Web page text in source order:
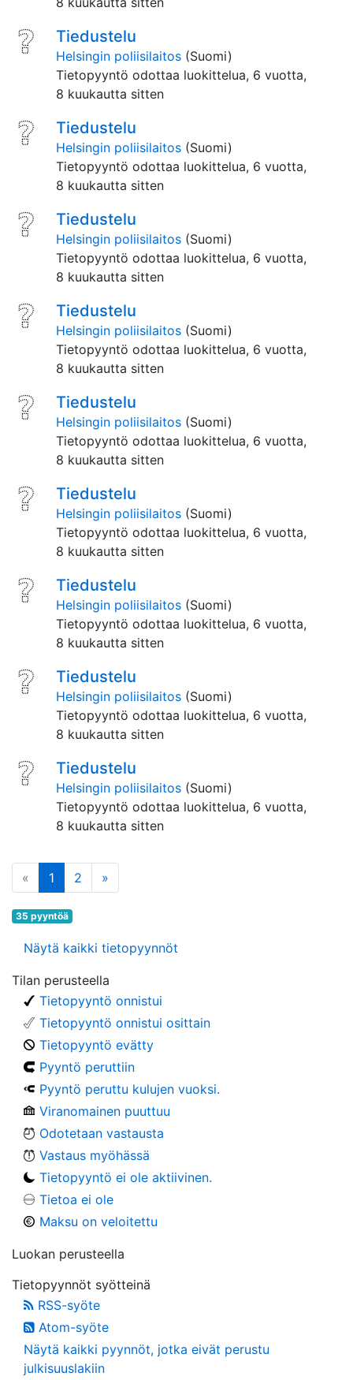
Tiedustelu
Helsingin poliisilaitos (Suomi)
Tietopyyntö odottaa luokittelua, 6 vuotta,
8 kuukautta sitten
Tiedustelu
Helsingin poliisilaitos (Suomi)
Tietopyyntö odottaa luokittelua, 6 vuotta,
8 kuukautta sitten
Tiedustelu
Helsingin poliisilaitos (Suomi)
Tietopyyntö odottaa luokittelua, 6 vuotta,
8 kuukautta sitten
Tiedustelu
Helsingin poliisilaitos (Suomi)
Tietopyyntö odottaa luokittelua, 6 vuotta,
8 kuukautta sitten
Tiedustelu
Helsingin poliisilaitos (Suomi)
Tietopyyntö odottaa luokittelua, 6 vuotta,
8 kuukautta sitten
Tiedustelu
Helsingin poliisilaitos (Suomi)
Tietopyyntö odottaa luokittelua, 6 vuotta,
8 kuukautta sitten
Tiedustelu
Helsingin poliisilaitos (Suomi)
Tietopyyntö odottaa luokittelua, 6 vuotta,
8 kuukautta sitten
Tiedustelu
Helsingin poliisilaitos (Suomi)
Tietopyyntö odottaa luokittelua, 6 vuotta,
8 kuukautta sitten
Tiedustelu
Helsingin poliisilaitos (Suomi)
Tietopyyntö odottaa luokittelua, 6 vuotta,
8 kuukautta sitten
« edellinen
1 (tämä sivu)
2 »
35 pyyntöä
Näytä kaikki tietopyynnöt
Tilan perusteella
Tietopyyntö onnistui
Tietopyyntö onnistui osittain
Tietopyyntö evätty
Pyyntö peruttiin
Pyyntö peruttu kulujen vuoksi.
Viranomainen puuttuu
Odotetaan vastausta
Vastaus myöhässä
Tietopyyntö ei ole aktiivinen.
Tietoa ei ole
Maksu on veloitettu
Luokan perusteella
Tietopyynnöt syötteinä
RSS-syöte
Atom-syöte
Näytä kaikki pyynnöt, jotka eivät perustu
julkisuuslakiin